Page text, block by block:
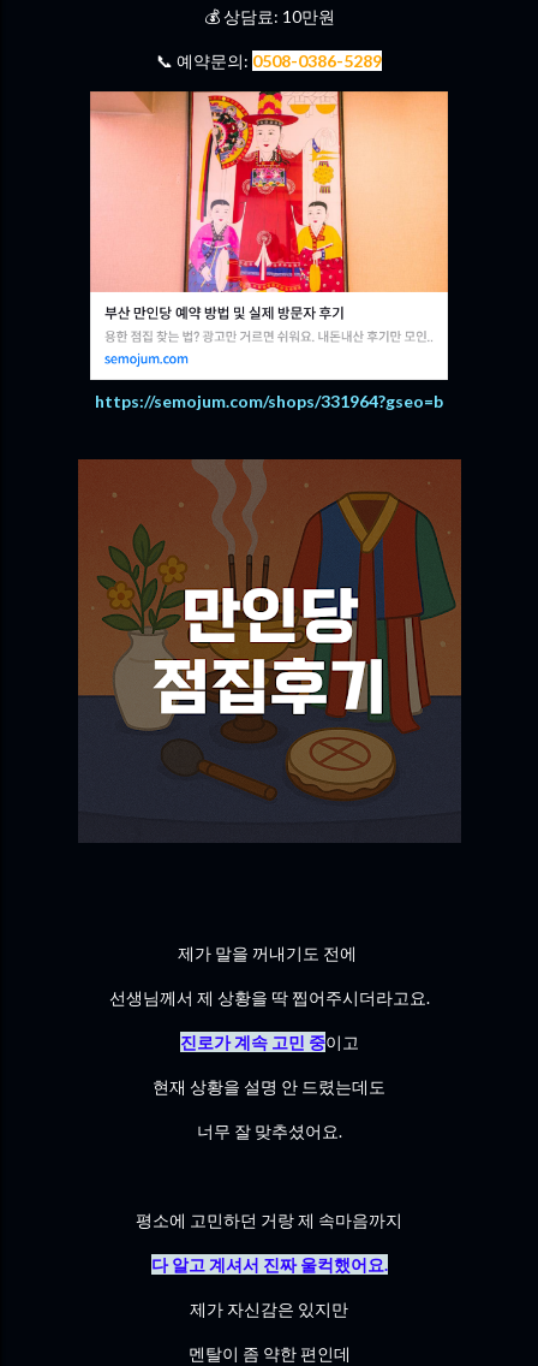
💰 상담료: 10만원
📞 예약문의: 0508-0386-5289
https://semojum.com/shops/331964?gseo=b
제가 말을 꺼내기도 전에
선생님께서 제 상황을 딱 찝어주시더라고요.
진로가 계속 고민 중이고
현재 상황을 설명 안 드렸는데도
너무 잘 맞추셨어요.
평소에 고민하던 거랑 제 속마음까지
다 알고 계셔서 진짜 울컥했어요.
제가 자신감은 있지만
멘탈이 좀 약한 편인데